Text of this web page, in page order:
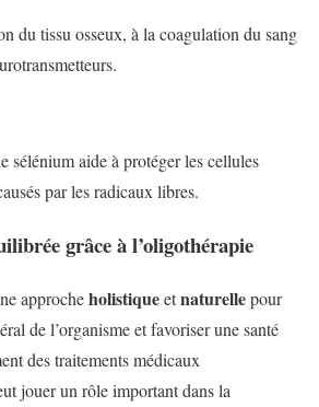
du tissu osseux, à la coagulation du sang
sélénium aide à protéger les cellules
par les radicaux libres.
grâce à l’oligothérapie
approcheholistiqueetnaturellepour
de l’organisme et favoriser une santé
des traitements médicaux
jouer un rôle important dans la